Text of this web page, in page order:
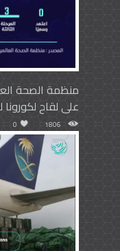
منظمة الصحة
على لقاح
1806
0